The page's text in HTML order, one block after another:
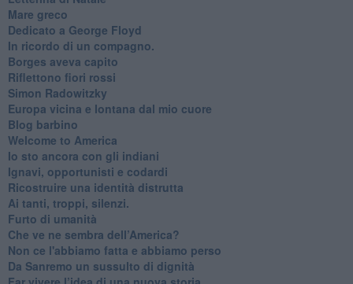
Mare greco
​Dedicato a George Floyd
​In ricordo di un compagno.
Borges aveva capito
Riflettono fiori rossi
Simon Radowitzky
Europa vicina e lontana dal mio cuore
Blog barbino
Welcome to America
​Io sto ancora con gli indiani
​Ignavi, opportunisti e codardi
Ricostruire una identità distrutta
Ai tanti, troppi, silenzi.
​Furto di umanità
​Che ve ne sembra dell’America?
Non ce l'abbiamo fatta e abbiamo perso
​Da Sanremo un sussulto di dignità